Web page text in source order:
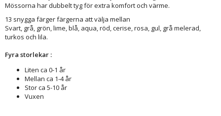
Mössorna har dubbelt tyg för extra komfort och värme.
13 snygga färger färgerna att välja mellan
Svart, grå, grön, lime, blå, aqua, röd, cerise, rosa, gul, grå melerad,
turkos och lila.
Fyra storlekar :
Liten ca 0-1 år
Mellan ca 1-4 år
Stor ca 5-10 år
Vuxen